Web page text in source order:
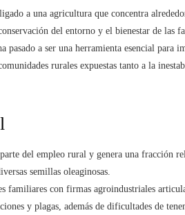
a una agricultura que concentra
del entorno y el bienestar de las
a ser una herramienta esencial para
rurales expuestas tanto a la
del empleo rural y genera una fracción
semillas oleaginosas.
familiares con firmas agroindustriales
y plagas, además de dificultades de